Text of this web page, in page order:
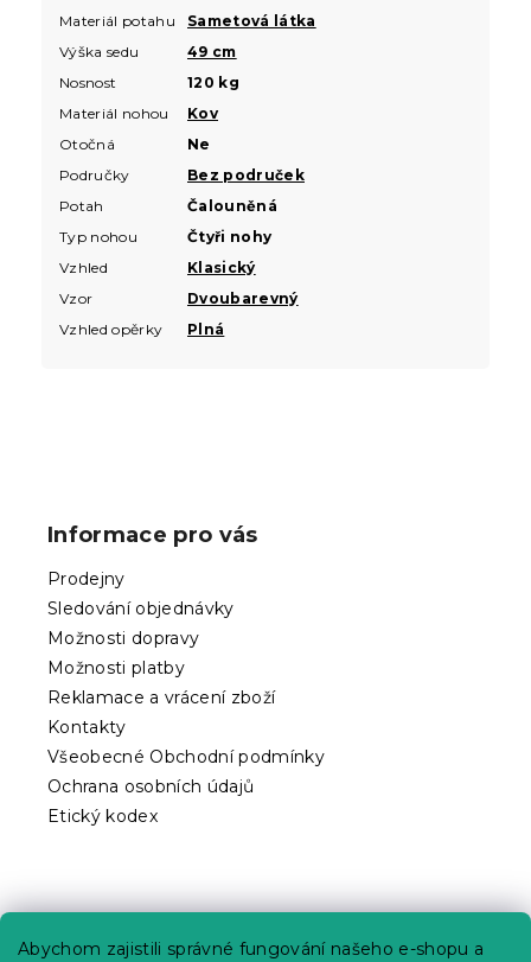
Abychom zajistili správné fungování našeho e-shopu a
Materiál potahu
Sametová látka
Výška sedu
49 cm
Nosnost
120 kg
Materiál nohou
Kov
Otočná
Ne
Područky
Bez područek
Potah
Čalouněná
Typ nohou
Čtyři nohy
Vzhled
Klasický
Vzor
Dvoubarevný
Vzhled opěrky
Plná
Informace pro vás
Prodejny
Sledování objednávky
Možnosti dopravy
Možnosti platby
Reklamace a vrácení zboží
Kontakty
Všeobecné Obchodní podmínky
Ochrana osobních údajů
Etický kodex